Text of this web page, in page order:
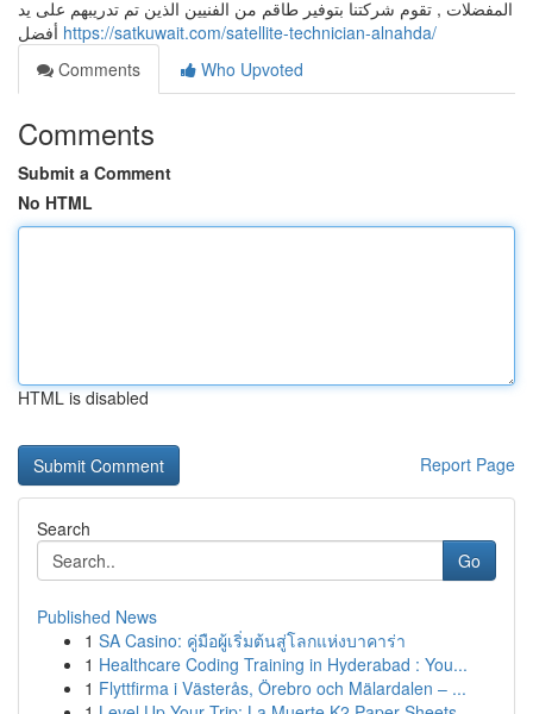
المفضلات , تقوم شركتنا بتوفير طاقم من الفنيين الذين تم تدريبهم على يد
https://satkuwait.com/satellite-technician-alnahda/
Comments
Who Upvoted
Comments
Submit a Comment
No HTML
HTML is disabled
Report Page
Search
Go
Published News
1 SA Casino: คู่มือผู้เริ่มต้นสู่โลกแห่งบาคาร่า
1 Healthcare Coding Training in Hyderabad : You...
1 Flyttfirma i Västerås, Örebro och Mälardalen – ...